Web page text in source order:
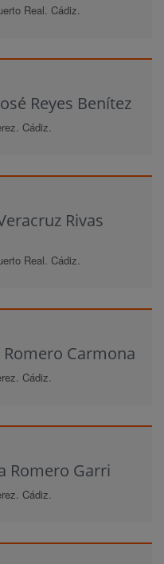
Real. Cádiz.
Reyes Benítez
Cádiz.
Rivas
Real. Cádiz.
Romero Carmona
Cádiz.
Romero Garri
Cádiz.